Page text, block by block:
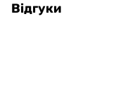
Відгуки